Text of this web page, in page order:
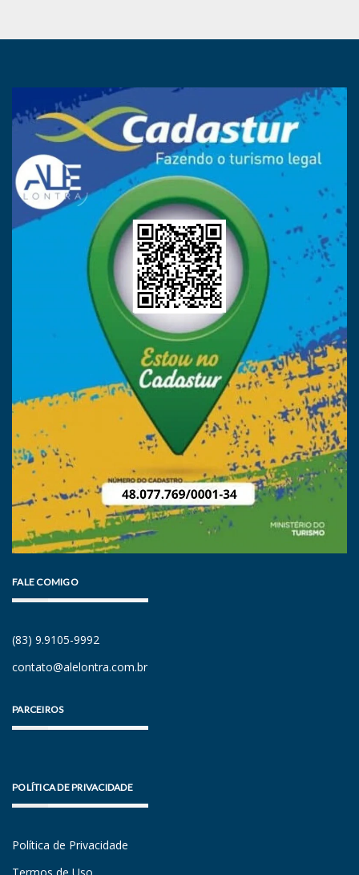
FALE COMIGO
(83) 9.9105-9992
contato@alelontra.com.br
PARCEIROS
POLÍTICA DE PRIVACIDADE
Política de Privacidade
Termos de Uso